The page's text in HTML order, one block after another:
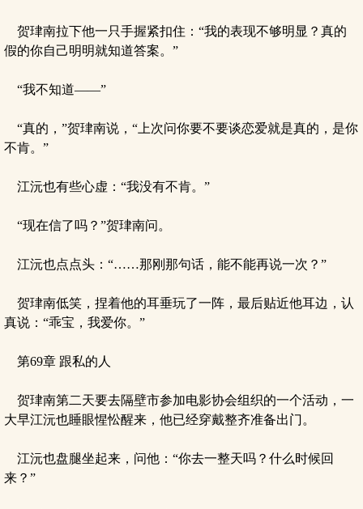
贺珒南拉下他一只手握紧扣住：“我的表现不够明显？真的
假的你自己明明就知道答案。”
“我不知道——”
“真的，”贺珒南说，“上次问你要不要谈恋爱就是真的，是你
不肯。”
江沅也有些心虚：“我没有不肯。”
“现在信了吗？”贺珒南问。
江沅也点点头：“……那刚那句话，能不能再说一次？”
贺珒南低笑，捏着他的耳垂玩了一阵，最后贴近他耳边，认
真说：“乖宝，我爱你。”
第69章 跟私的人
贺珒南第二天要去隔壁市参加电影协会组织的一个活动，一
大早江沅也睡眼惺忪醒来，他已经穿戴整齐准备出门。
江沅也盘腿坐起来，问他：“你去一整天吗？什么时候回
来？”